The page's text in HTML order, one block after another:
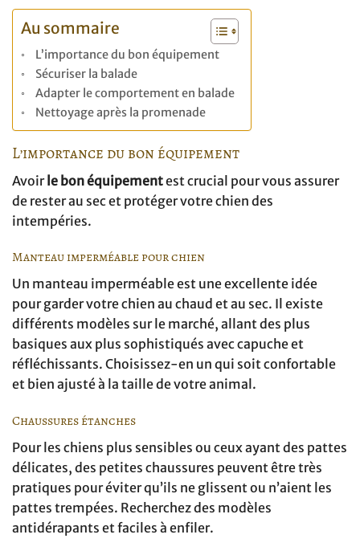
Au sommaire
L’importance du bon équipement
Sécuriser la balade
Adapter le comportement en balade
Nettoyage après la promenade
L’importance du bon équipement
Avoirle bon équipementest crucial pour vous assurer
de rester au sec et protéger votre chien des
intempéries.
Manteau imperméable pour chien
Un manteau imperméable est une excellente idée
pour garder votre chien au chaud et au sec. Il existe
différents modèles sur le marché, allant des plus
basiques aux plus sophistiqués avec capuche et
réfléchissants. Choisissez-en un qui soit confortable
et bien ajusté à la taille de votre animal.
Chaussures étanches
Pour les chiens plus sensibles ou ceux ayant des pattes
délicates, des petites chaussures peuvent être très
pratiques pour éviter qu’ils ne glissent ou n’aient les
pattes trempées. Recherchez des modèles
antidérapants et faciles à enfiler.